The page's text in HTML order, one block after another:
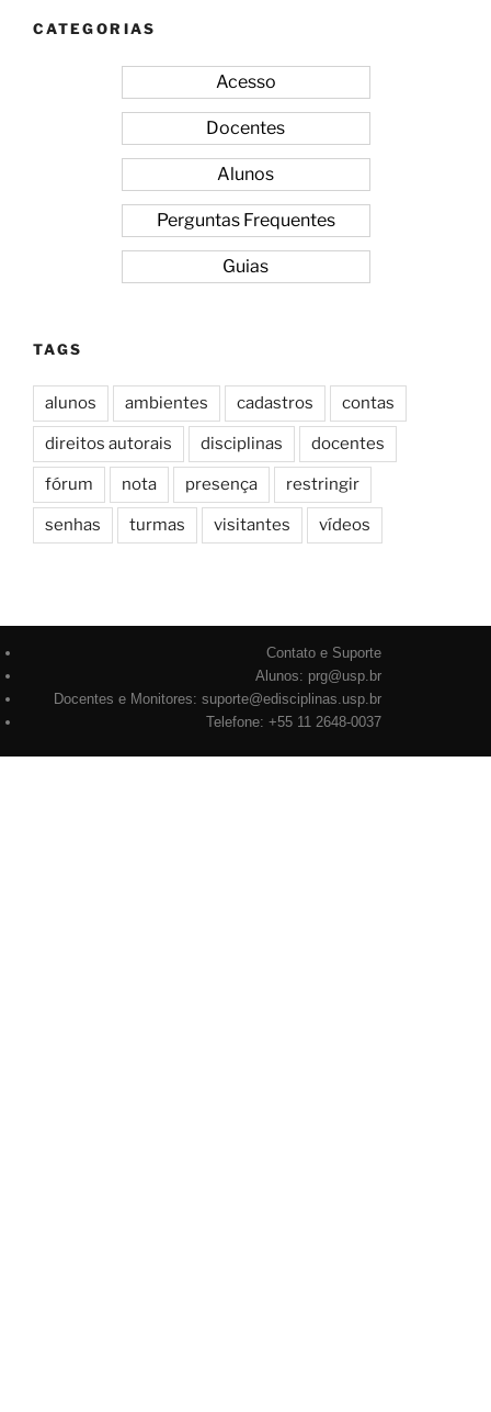
CATEGORIAS
Acesso
Docentes
Alunos
Perguntas Frequentes
Guias
TAGS
alunos ambientes cadastros contas
direitos autorais disciplinas docentes
fórum nota presença restringir
senhas turmas visitantes vídeos
Contato e Suporte
Alunos: prg@usp.br
Docentes e Monitores: suporte@edisciplinas.usp.br
Telefone: +55 11 2648-0037